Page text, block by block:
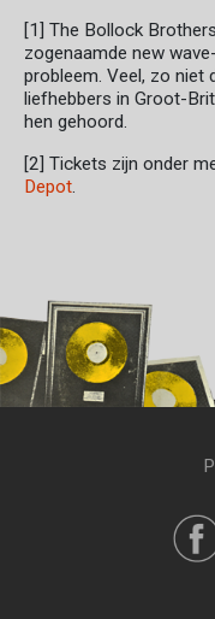
[1] The Bollock
zogenaamde new
probleem. Veel, zo niet
liefhebbers in Groot-
hen gehoord.
[2] Tickets zijn onder
Depot.